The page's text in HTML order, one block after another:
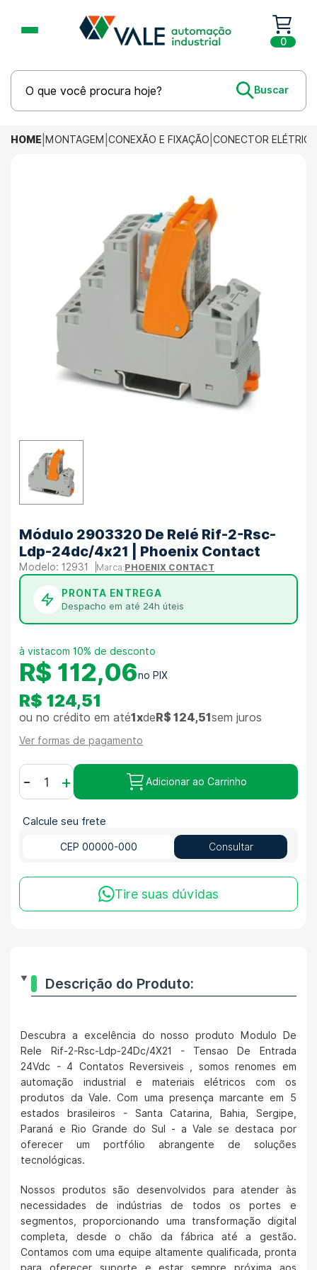
0
HOME MONTAGEM CONEXÃO E FIXAÇÃO CONECTOR
Módulo 2903320 De Relé Rif-2-Rsc-
Ldp-24dc/4x21 | Phoenix Contact
12931 PHOENIX CONTACT
PRONTA ENTREGA
Despacho em até 24h úteis
R$ 112,06
com 10% de desconto
R$ 124,51
ou no crédito em até1xdeR$ 124,51sem juros
Ver formas de pagamento
- + Adicionar ao Carrinho
Calcule seu frete
Consultar
Tire suas dúvidas
Descrição do Produto:
Descubra a excelência do nosso produto Modulo De
Rele Rif-2-Rsc-Ldp-24Dc/4X21 - Tensao De Entrada
24Vdc - 4 Contatos Reversiveis , somos renomes em
automação industrial e materiais elétricos com os
produtos da Vale. Com uma presença marcante em 5
estados brasileiros - Santa Catarina, Bahia, Sergipe,
Paraná e Rio Grande do Sul - a Vale se destaca por
oferecer um portfólio abrangente de soluções
tecnológicas.
Nossos produtos são desenvolvidos para atender às
necessidades de indústrias de todos os portes e
segmentos, proporcionando uma transformação digital
completa, desde o chão da fábrica até a gestão.
Contamos com uma equipe altamente qualificada, pronta